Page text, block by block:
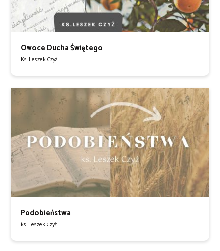
Owoce Ducha Świętego
Ks. Leszek Czyż
Podobieństwa
ks. Leszek Czyż